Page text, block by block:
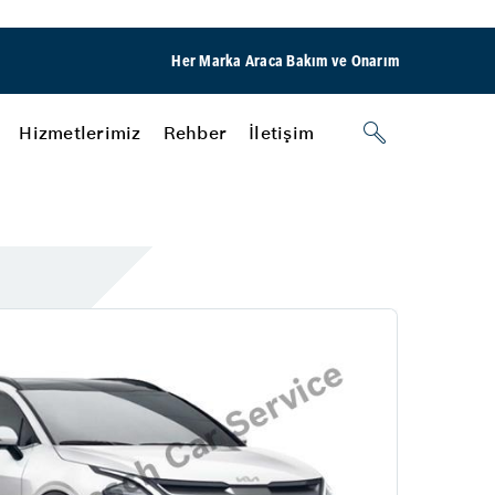
Her Marka Araca Bakım ve Onarım
Hizmetlerimiz
Lastik
Rehber İletişim